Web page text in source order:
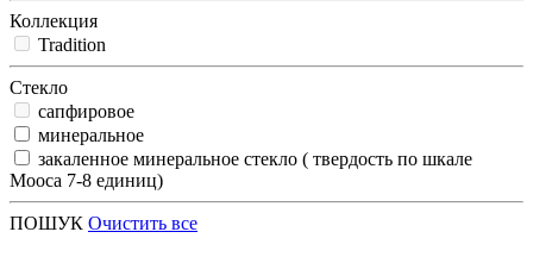
Коллекция
Tradition
Стекло
сапфировое
минеральное
закаленное минеральное стекло ( твердость по шкале
Мооса 7-8 единиц)
ПОШУК Очистить все